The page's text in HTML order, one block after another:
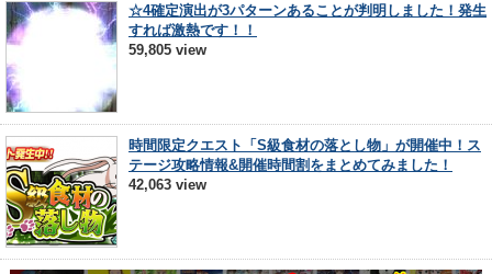
☆4確定演出が3パターンあることが判明しました！発生
すれば激熱です！！
59,805 view
時間限定クエスト「S級食材の落とし物」が開催中！ス
テージ攻略情報&開催時間割をまとめてみました！
42,063 view